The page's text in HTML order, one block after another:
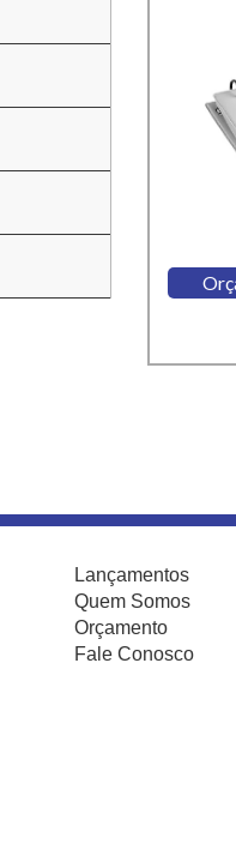
Lançamentos
Quem Somos
Orçamento
Fale Conosco